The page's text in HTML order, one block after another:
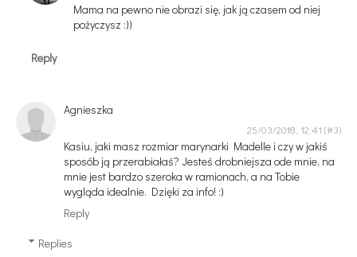
Mama na pewno nie obrazi się, jak ją czasem od niej
pożyczysz :))
Reply
Agnieszka
25/03/2018, 12:41
Kasiu, jaki masz rozmiar marynarki Madelle i czy w jakiś
sposób ją przerabiałaś? Jesteś drobniejsza ode mnie, na
mnie jest bardzo szeroka w ramionach, a na Tobie
wygląda idealnie. Dzięki za info! :)
Reply
Replies